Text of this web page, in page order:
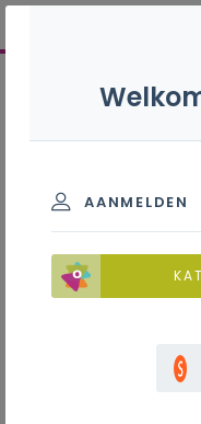
AANMELDEN